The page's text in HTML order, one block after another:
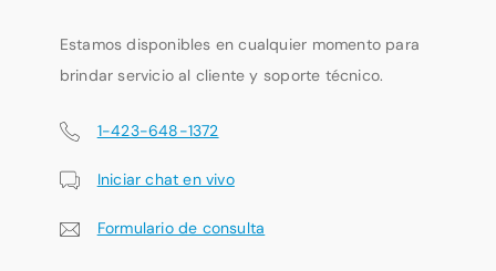
Estamos disponibles en cualquier momento para
brindar servicio al cliente y soporte técnico.
1-423-648-1372
Iniciar chat en vivo
Formulario de consulta